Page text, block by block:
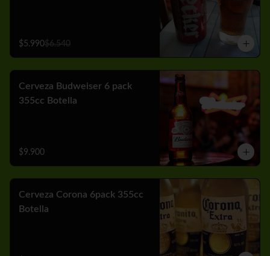
$5.990$6.540
Cerveza Budweiser 6 pack
355cc Botella
$9.900
Cerveza Corona 6pack 355cc
Botella